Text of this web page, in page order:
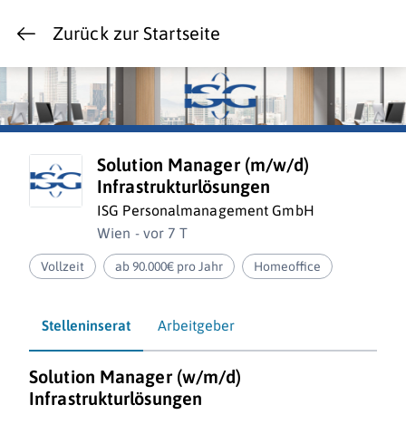
Zurück zur Startseite
Solution Manager (m/w/d)
Infrastrukturlösungen
ISG Personalmanagement GmbH
Wien - vor 7 T
Vollzeit ab 90.000€ pro Jahr Homeoffice
Stelleninserat Arbeitgeber
Solution Manager (w/m/d)
Infrastrukturlösungen